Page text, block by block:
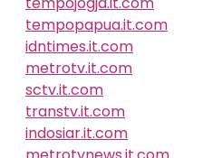
tempopapua.it.com
idntimes.it.com
metrotv.it.com
sctv.it.com
transtv.it.com
indosiar.it.com